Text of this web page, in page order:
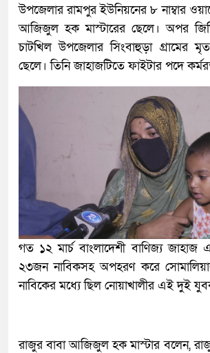
উপজেলার রামপুর ইউনিয়নের ৮ নাম্বার
আজিজুল হক মাস্টারের ছেলে। অপর
চাটখিল উপজেলার সিংবাহুড়া গ্রামের
ছেলে। তিনি জাহাজটিতে ফাইটার পদে
গত ১২ মার্চ বাংলাদেশী বাণিজ্য জাহাজ
২৩জন নাবিকসহ অপহরণ করে
নাবিকের মধ্যে ছিল নোয়াখালীর এই দুই
রাজুর বাবা আজিজুল হক মাস্টার বলেন,